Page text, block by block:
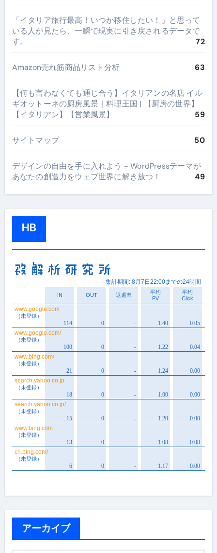
​「イタリア旅行最高！いつか移住したい！」と思って
いる人が見たら、一瞬で現実に引き戻されるデータで
す。
72
Amazon売れ筋商品リスト分析 63
【何も言わなくても通じ合う】イタリアンの名店 イル
ギオットーネの厨房風景｜料理王国 | 【厨房の世界】
【イタリアン】【営業風景】
59
サイトマップ 50
デザインの自由を手に入れよう - WordPressテーマが
あなたの創造力をウェブ世界に解き放つ！
49
HB
アーカイブ